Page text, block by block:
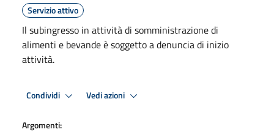
Servizio attivo
Il subingresso in attività di somministrazione di
alimenti e bevande è soggetto a denuncia di inizio
attività.
Condividi Vedi azioni
Argomenti: